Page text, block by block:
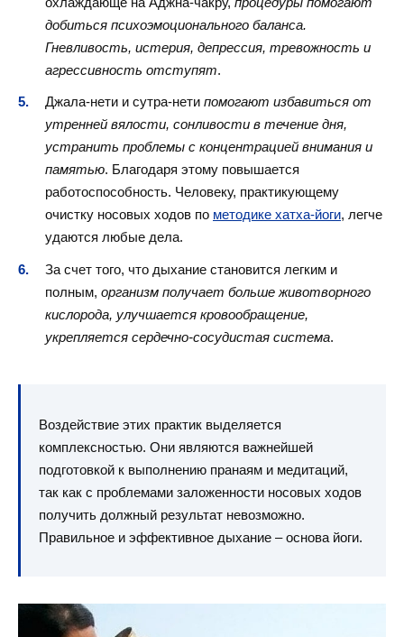
добиться психоэмоционального баланса.
Гневливость, истерия, депрессия, тревожность и
агрессивность отступят.
Джала-нети и сутра-нети помогают избавиться от
утренней вялости, сонливости в течение дня,
устранить проблемы с концентрацией внимания и
памятью. Благодаря этому повышается
работоспособность. Человеку, практикующему
очистку носовых ходов по методике хатха-йоги, легче
удаются любые дела.
За счет того, что дыхание становится легким и
полным, организм получает больше животворного
кислорода, улучшается кровообращение,
укрепляется сердечно-сосудистая система.
Воздействие этих практик выделяется
комплексностью. Они являются важнейшей
подготовкой к выполнению пранаям и медитаций,
так как с проблемами заложенности носовых ходов
получить должный результат невозможно.
Правильное и эффективное дыхание – основа йоги.